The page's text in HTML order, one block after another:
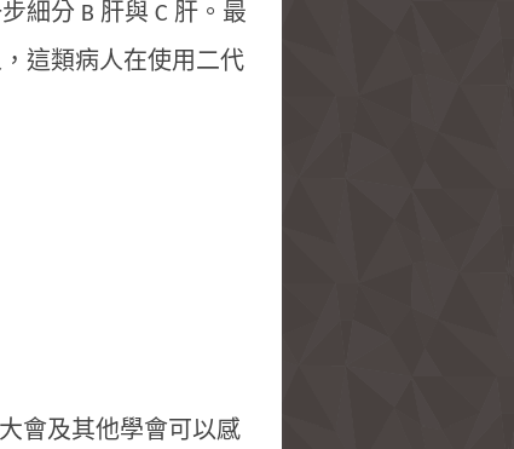
細分 B 肝與 C 肝。最
這類病人在使用二代
會及其他學會可以感